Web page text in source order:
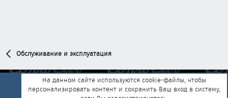
Обслуживание и эксплуатация
Обратная связь Условия и правила
На данном сайте используются cookie-файлы, чтобы
персонализировать контент и сохранить Ваш вход в систему,